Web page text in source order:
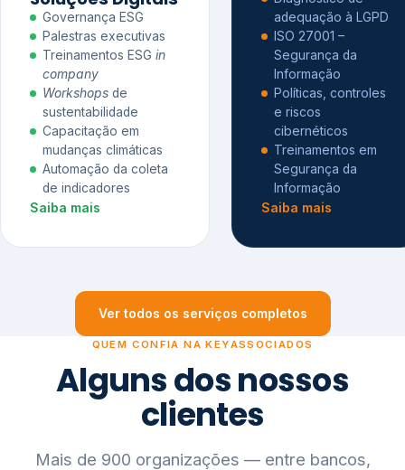
Governança ESG
Palestras executivas
Treinamentos ESG in
company
Workshops de
sustentabilidade
Capacitação em
mudanças climáticas
Automação da coleta
de indicadores
Saiba mais
adequação à LGPD
ISO 27001 –
Segurança da
Informação
Políticas, controles
e riscos
cibernéticos
Treinamentos em
Segurança da
Informação
Saiba mais
Ver todos os serviços completos
QUEM CONFIA NA KEYASSOCIADOS
Alguns dos nossos
clientes
Mais de 900 organizações — entre bancos,